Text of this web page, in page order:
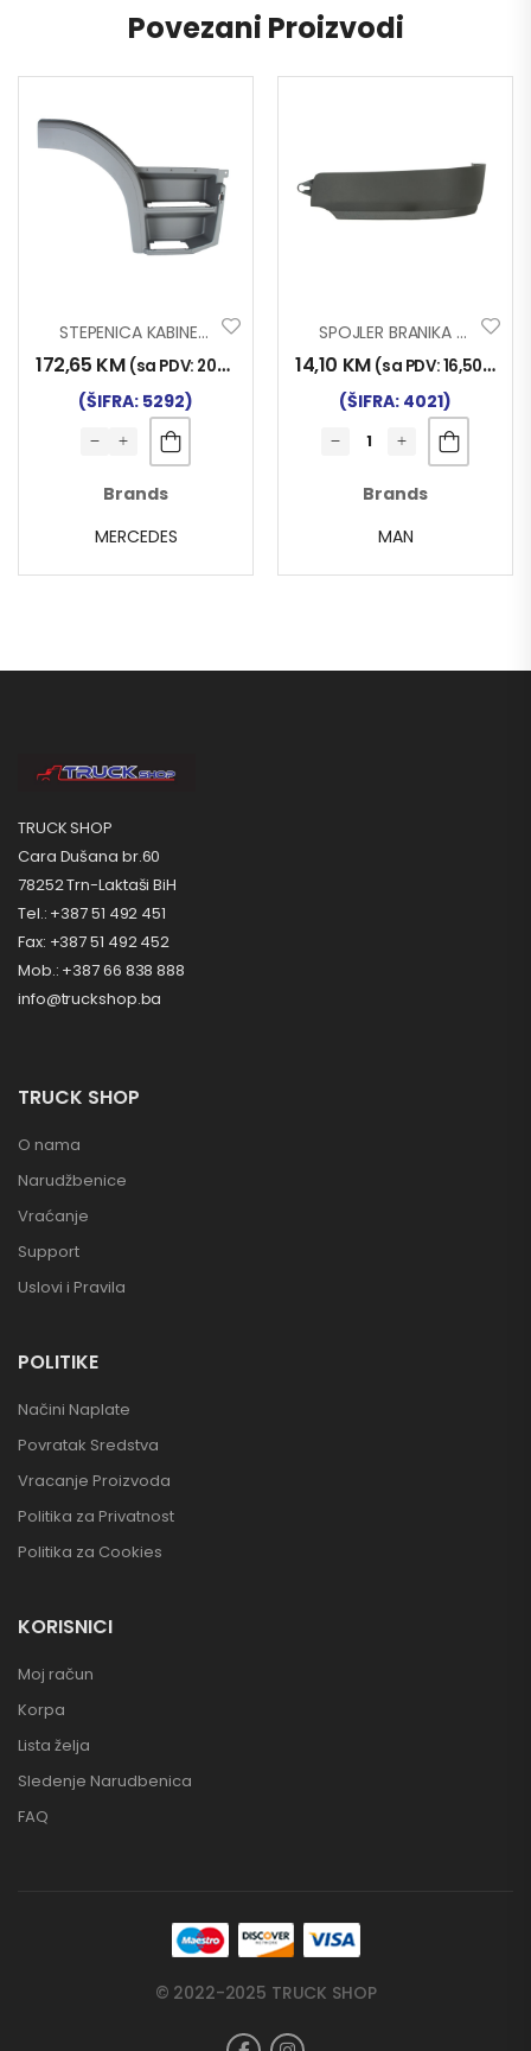
Povezani Proizvodi
STEPENICA KABINE ATEGO DESNA SA DVA GAZIŠTA
172,65 KM (sa PDV: 202,00
(ŠIFRA: 5292)
Brands
MERCEDES
SPOJLER BRANIKA MAN TGS TKZ. GOLUB LIJ
14,10 KM (sa PDV:16,50KM
(ŠIFRA: 4021)
Brands
MAN
TRUCK SHOP
Cara Dušana br.60
78252 Trn-Laktaši BiH
Tel.: +387 51 492 451
Fax: +387 51 492 452
Mob.: +387 66 838 888
info@truckshop.ba
TRUCK SHOP
O nama
Narudžbenice
Vraćanje
Support
Uslovi i Pravila
POLITIKE
Načini Naplate
Povratak Sredstva
Vracanje Proizvoda
Politika za Privatnost
Politika za Cookies
KORISNICI
Moj račun
Korpa
Lista želja
Sledenje Narudbenica
FAQ
© 2022-2025 TRUCK SHOP